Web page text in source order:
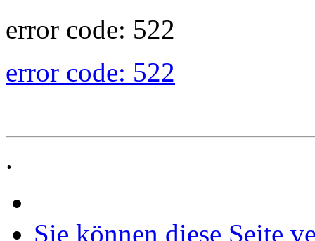
error code: 522
error code: 522
.
Sie können diese Seite